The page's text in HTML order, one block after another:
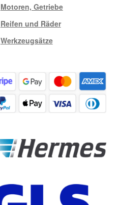
Motoren, Getriebe
Reifen und Räder
Werkzeugsätze